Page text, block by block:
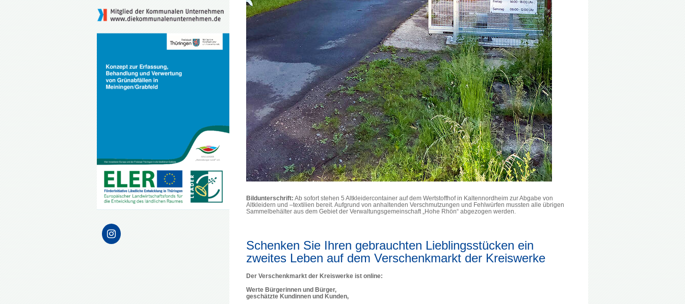
Bildunterschrift: Ab sofort stehen 5 Altkleidercontainer auf dem Wertstoffhof in Kaltennordheim zur Abgabe von
Altkleidern und –textilien bereit. Aufgrund von anhaltenden Verschmutzungen und Fehlwürfen mussten alle übrigen
Sammelbehälter aus dem Gebiet der Verwaltungsgemeinschaft „Hohe Rhön“ abgezogen werden.
Schenken Sie Ihren gebrauchten Lieblingsstücken ein
zweites Leben auf dem Verschenkmarkt der Kreiswerke
Der Verschenkmarkt der Kreiswerke ist online:
Werte Bürgerinnen und Bürger,
geschätzte Kundinnen und Kunden,